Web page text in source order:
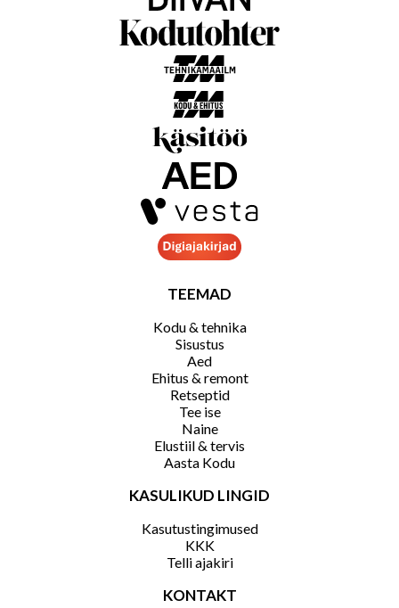
TEEMAD
Kodu & tehnika
Sisustus
Aed
Ehitus & remont
Retseptid
Tee ise
Naine
Elustiil & tervis
Aasta Kodu
KASULIKUD LINGID
Kasutustingimused
KKK
Telli ajakiri
KONTAKT